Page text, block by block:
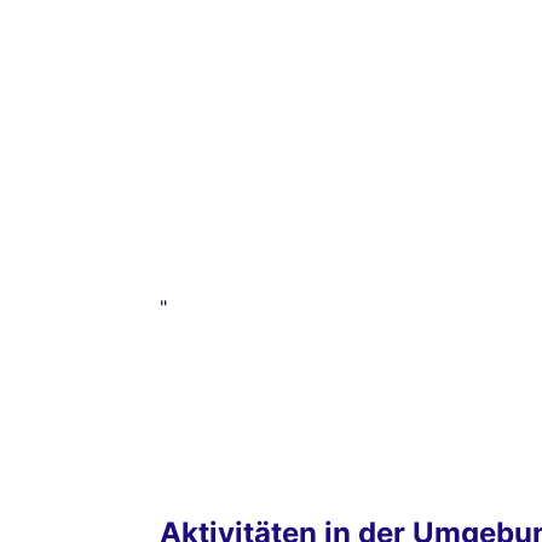
"
Aktivitäten in der